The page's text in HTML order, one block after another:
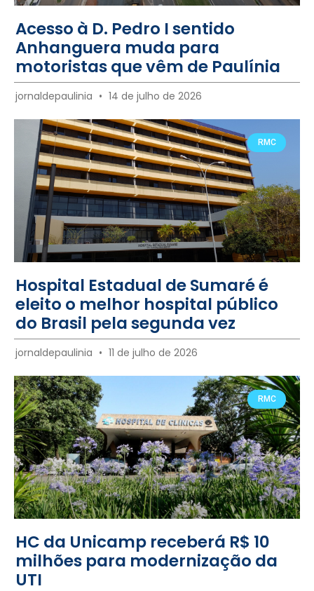
Acesso à D. Pedro I sentido
Anhanguera muda para
motoristas que vêm de Paulínia
jornaldepaulinia 14 de julho de 2026
RMC
Hospital Estadual de Sumaré é
eleito o melhor hospital público
do Brasil pela segunda vez
jornaldepaulinia 11 de julho de 2026
RMC
HC da Unicamp receberá R$ 10
milhões para modernização da
UTI